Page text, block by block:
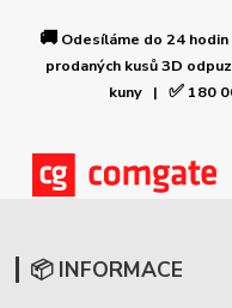
🚚 Odesíláme do 24
prodaných kusů 3D
kuny | ✅ 180
📦 INFORMACE